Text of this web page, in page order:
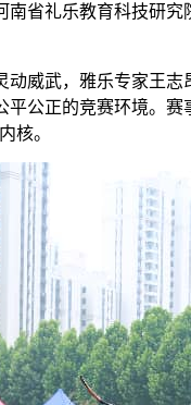
省礼乐教育科技研
威武，雅乐专家王
公正的竞赛环境。
核。